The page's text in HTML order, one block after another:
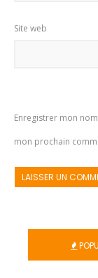
Site web
Enregistrer mon
mon prochain